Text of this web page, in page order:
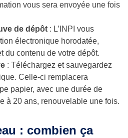
vous sera envoyée une fois
de dépôt : L’INPI vous
électronique horodatée,
du contenu de votre dépôt.
: Téléchargez et sauvegardez
Celle-ci remplacera
papier, avec une durée de
à 20 ans, renouvelable une fois.
: combien ça